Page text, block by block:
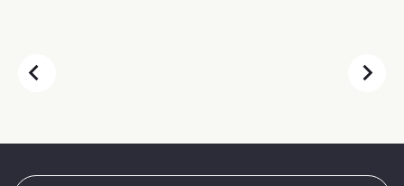
chevron_left chevron_right